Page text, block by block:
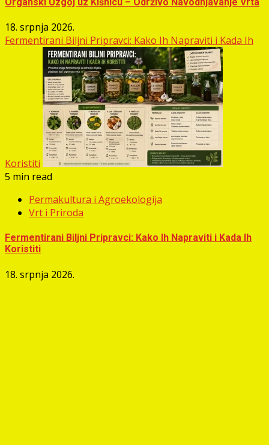
18. srpnja 2026.
Fermentirani Biljni Pripravci: Kako Ih Napraviti i Kada Ih
Koristiti
5 min read
Permakultura i Agroekologija
Vrt i Priroda
Fermentirani Biljni Pripravci: Kako Ih Napraviti i Kada Ih
Koristiti
18. srpnja 2026.